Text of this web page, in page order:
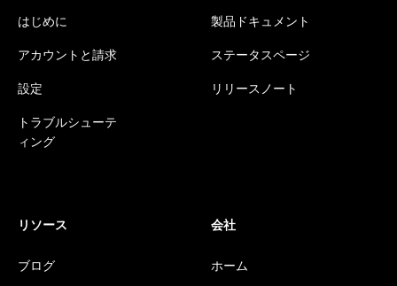
はじめに
アカウントと請求
設定
トラブルシューテ
ィング
製品ドキュメント
ステータスページ
リリースノート
リソース
ブログ
会社
ホーム